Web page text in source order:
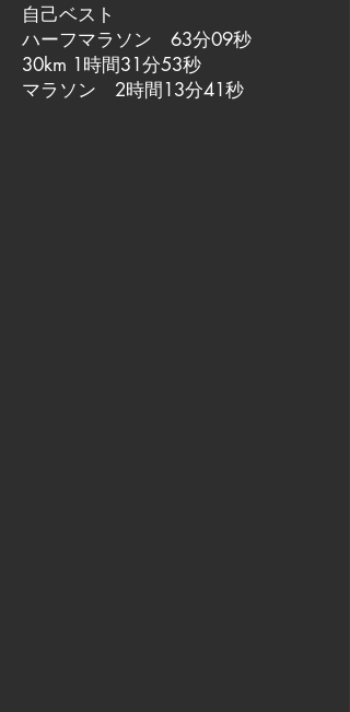
自己ベスト
ハーフマラソン 63分09秒
30km 1時間31分53秒
マラソン 2時間13分41秒